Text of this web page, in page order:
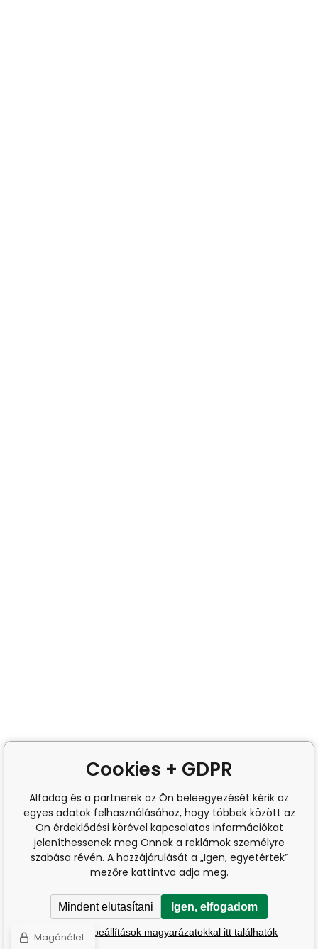
Cookies + GDPR
Alfadog és a partnerek az Ön beleegyezését kérik az
egyes adatok felhasználásához, hogy többek között az
Ön érdeklődési körével kapcsolatos információkat
jeleníthessenek meg Önnek a reklámok személyre
szabása révén. A hozzájárulását a „Igen, egyetértek”
mezőre kattintva adja meg.
Mindent elutasítani Igen, elfogadom
A részletes beállítások magyarázatokkal itt találhatók
Magánélet